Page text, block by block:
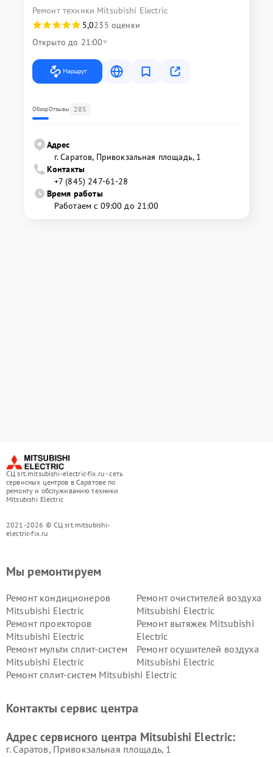
Ремонт техники Mitsubishi Electric
5,0235 оценки
Открыто до 21:00
Маршрут
ОбзорОтзывы 285
Адрес
г. Саратов, Привокзальная площадь, 1
Контакты
+7 (845) 247-61-28
Время работы
Работаем с 09:00 до 21:00
СЦ srt.mitsubishi-electric-fix.ru - сеть
сервисных центров в Саратове по
ремонту и обслуживанию техники
Mitsubishi Electric
2021-2026 © СЦ srt.mitsubishi-
electric-fix.ru
Мы ремонтируем
Ремонт кондиционеров
Mitsubishi Electric
Ремонт очистителей воздуха
Mitsubishi Electric
Ремонт проекторов
Mitsubishi Electric
Ремонт вытяжек Mitsubishi
Electric
Ремонт мульти сплит-систем
Mitsubishi Electric
Ремонт осушителей воздуха
Mitsubishi Electric
Ремонт сплит-систем Mitsubishi Electric
Контакты сервис центра
Адрес сервисного центра Mitsubishi Electric:
г. Саратов, Привокзальная площадь, 1